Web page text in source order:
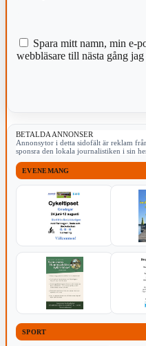
Spara mitt namn, min e-
webbläsare till nästa gång
BETALDA ANNONSER
Annonsytor i detta sidofält är reklam
sponsra den lokala journalistiken i sin
EVENEMANG
SPORT